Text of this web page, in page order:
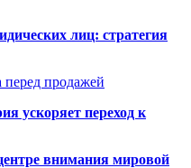
лиц: стратегия
продажей
ускоряет переход к
внимания мировой